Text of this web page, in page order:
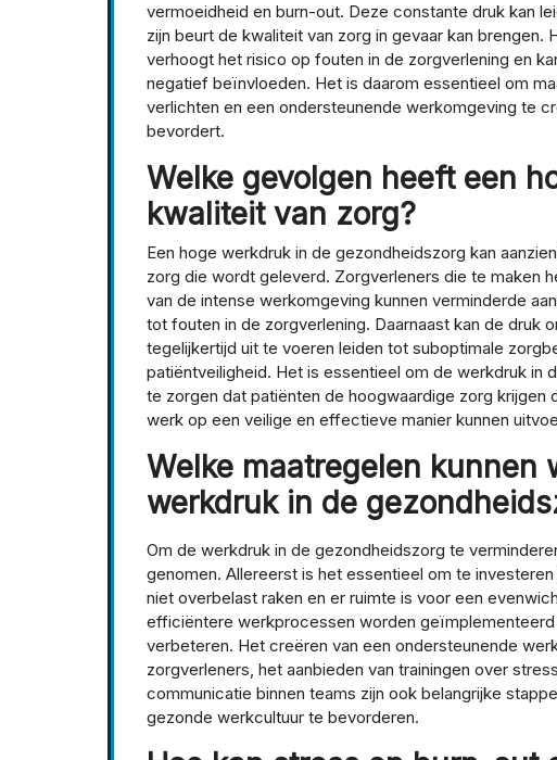
vermoeidheid en burn-out. Deze constante druk kan
zijn beurt de kwaliteit van zorg in gevaar kan
verhoogt het risico op fouten in de zorgverlening en
negatief beïnvloeden. Het is daarom essentieel om
verlichten en een ondersteunende werkomgeving te
bevordert.
Welke gevolgen heeft een
kwaliteit van zorg?
Een hoge werkdruk in de gezondheidszorg kan
zorg die wordt geleverd. Zorgverleners die te maken
van de intense werkomgeving kunnen verminderde
tot fouten in de zorgverlening. Daarnaast kan de druk
tegelijkertijd uit te voeren leiden tot suboptimale
patiëntveiligheid. Het is essentieel om de werkdruk in
te zorgen dat patiënten de hoogwaardige zorg krijgen
werk op een veilige en effectieve manier kunnen
Welke maatregelen kunnen
werkdruk in de
Om de werkdruk in de gezondheidszorg te
genomen. Allereerst is het essentieel om te
niet overbelast raken en er ruimte is voor een
efficiëntere werkprocessen worden
verbeteren. Het creëren van een ondersteunende
zorgverleners, het aanbieden van trainingen over
communicatie binnen teams zijn ook belangrijke
gezonde werkcultuur te bevorderen.